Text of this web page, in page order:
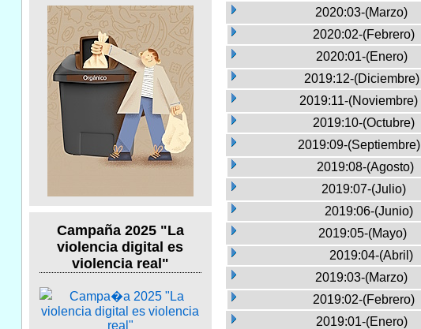
Campaña 2025 "La
violencia digital es
violencia real"
2020:03-(Marzo)
2020:02-(Febrero)
2020:01-(Enero)
2019:12-(Diciembre)
2019:11-(Noviembre)
2019:10-(Octubre)
2019:09-(Septiembre)
2019:08-(Agosto)
2019:07-(Julio)
2019:06-(Junio)
2019:05-(Mayo)
2019:04-(Abril)
2019:03-(Marzo)
2019:02-(Febrero)
2019:01-(Enero)